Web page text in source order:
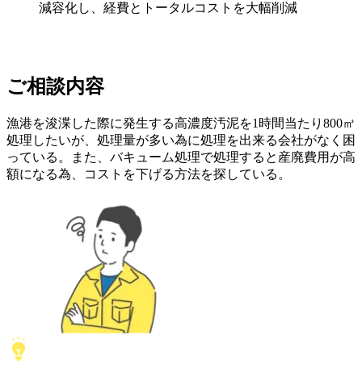
減容化し、経費とトータルコストを大幅削減
ご相談内容
漁港を浚渫した際に発生する高濃度汚泥を1時間当たり800㎥
処理したいが、処理量が多い為に処理を出来る会社がなく困
っている。また、バキューム処理で処理すると産廃費用が高
額になる為、コストを下げる方法を探している。